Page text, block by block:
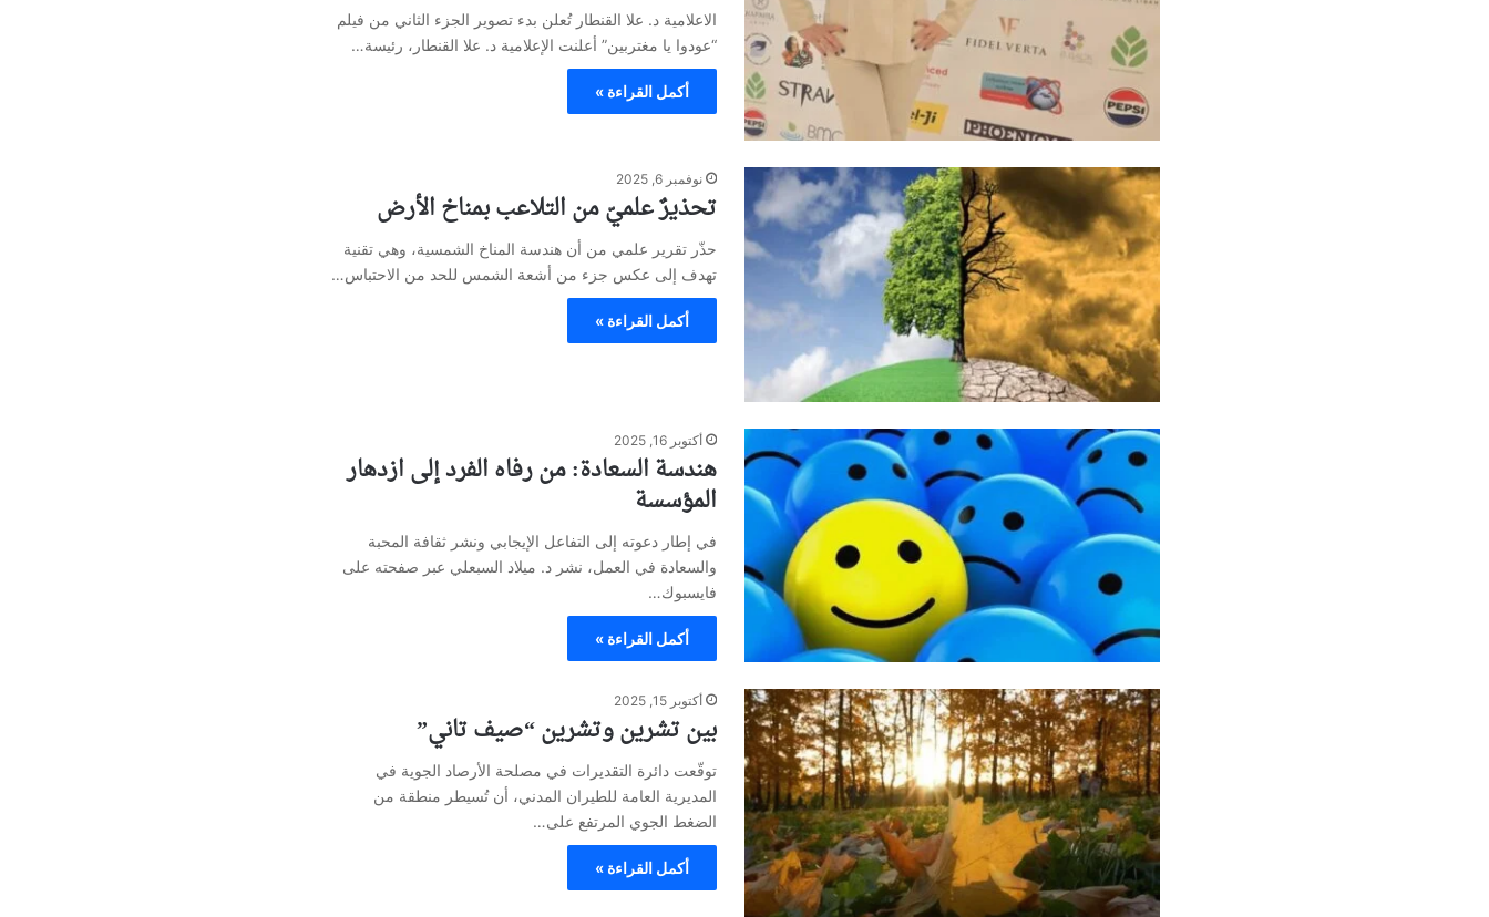
الاعلامية د. علا القنطار تُعلن بدء تصوير الجزء الثاني من فيلم
“عودوا يا مغتربين” أعلنت الإعلامية د. علا القنطار، رئيسة…
أكمل القراءة »
نوفمبر 6, 2025
تحذيرٌ علميّ من التلاعب بمناخ الأرض
حذّر تقرير علمي من أن هندسة المناخ الشمسية، وهي تقنية
تهدف إلى عكس جزء من أشعة الشمس للحد من الاحتباس…
أكمل القراءة »
أكتوبر 16, 2025
هندسة السعادة: من رفاه الفرد إلى ازدهار
المؤسسة
في إطار دعوته إلى التفاعل الإيجابي ونشر ثقافة المحبة
والسعادة في العمل، نشر د. ميلاد السبعلي عبر صفحته على
فايسبوك…
أكمل القراءة »
أكتوبر 15, 2025
بين تشرين وتشرين “صيف تاني”
توقّعت دائرة التقديرات في مصلحة الأرصاد الجوية في
المديرية العامة للطيران المدني، أن تُسيطر منطقة من
الضغط الجوي المرتفع على…
أكمل القراءة »